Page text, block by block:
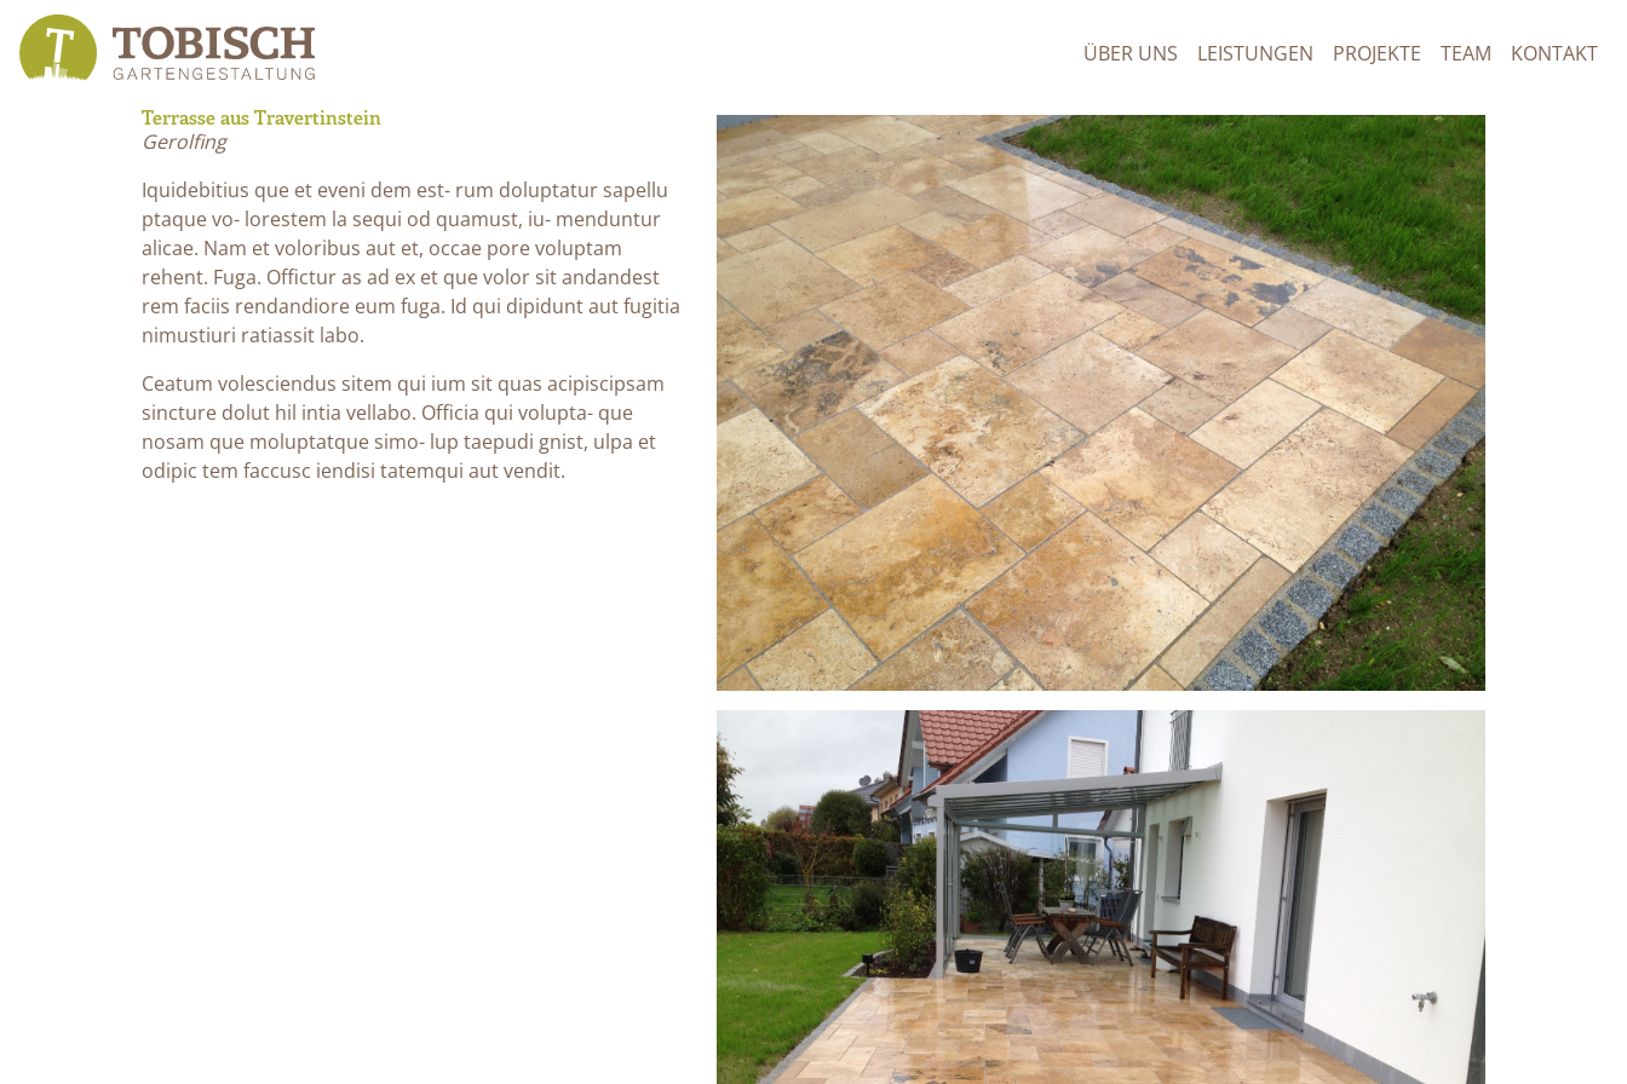
ÜBER UNS LEISTUNGEN PROJEKTE TEAM KONTAKT
Terrasse aus Travertinstein
Gerolfing
Iquidebitius que et eveni dem est- rum doluptatur sapellu
ptaque vo- lorestem la sequi od quamust, iu- menduntur
alicae. Nam et voloribus aut et, occae pore voluptam
rehent. Fuga. Offictur as ad ex et que volor sit andandest
rem faciis rendandiore eum fuga. Id qui dipidunt aut fugitia
nimustiuri ratiassit labo.
Ceatum volesciendus sitem qui ium sit quas acipiscipsam
sincture dolut hil intia vellabo. Officia qui volupta- que
nosam que moluptatque simo- lup taepudi gnist, ulpa et
odipic tem faccusc iendisi tatemqui aut vendit.